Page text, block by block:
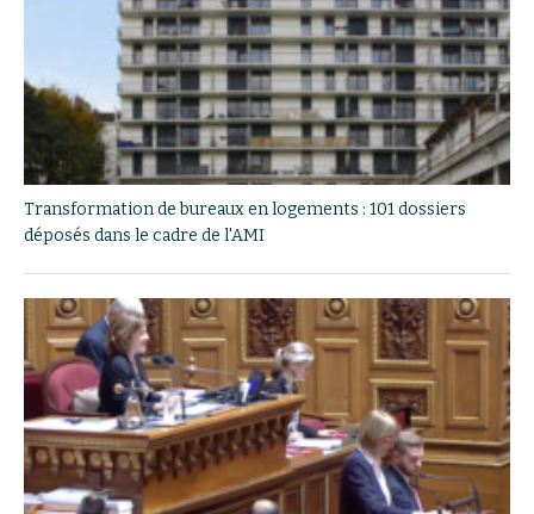
Transformation de bureaux en logements : 101 dossiers
déposés dans le cadre de l'AMI